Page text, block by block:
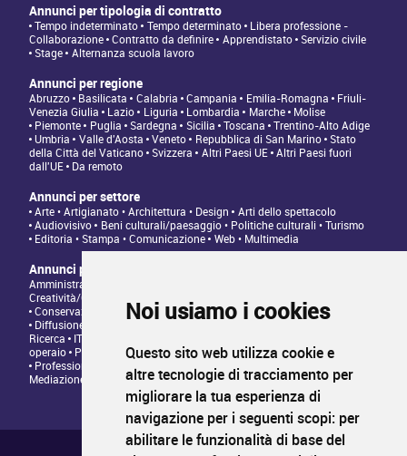
Noi usiamo i cookies
Questo sito web utilizza cookie e
altre tecnologie di tracciamento per
migliorare la tua esperienza di
navigazione per i seguenti scopi: per
abilitare le funzionalità di base del
Annunci per tipologia di contratto
Tempo indeterminato Tempo determinato
Libera professione -
Collaborazione
Contratto da definire Apprendistato
Servizio civile
Stage
Alternanza scuola lavoro
Annunci per regione
Abruzzo Basilicata Calabria Campania Emilia-Romagna
Friuli-
Venezia Giulia
Lazio Liguria Lombardia Marche
Molise
Piemonte
Puglia Sardegna Sicilia Toscana
Trentino-Alto Adige
Umbria
Valle d'Aosta Veneto Repubblica di San Marino
Stato
della Città del Vaticano
Svizzera Altri Paesi UE
Altri Paesi fuori
dall'UE
Da remoto
Annunci per settore
Arte • Artigianato • Architettura • Design
Arti dello spettacolo
Audiovisivo
Beni culturali/paesaggio • Politiche culturali • Turismo
Editoria • Stampa • Comunicazione Web • Multimedia
Annunci per tipologia di professione
Amministrazione • Direzione • Legale
Creatività/Grafica
Conservazione/Tutela/Valorizzazione Patrimonio Culturale
Diffusione/Distribuzione • Commerciale/Fundraising
Ricerca
IT/Programmazione web
operaio
Produzione/Programmazione • Project management
Professioni Editoriali • Giornalismo
Relazioni con il Pubblico •
Mediazione
Chi siamo ?